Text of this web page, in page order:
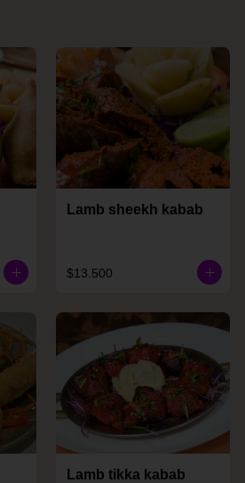
Lamb sheekh kabab
$13.500
Lamb tikka kabab